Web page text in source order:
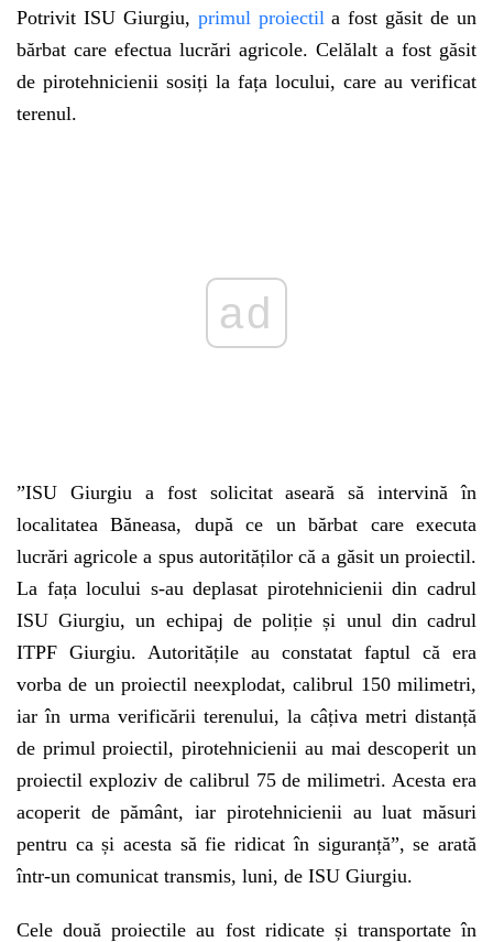
Potrivit ISU Giurgiu, primul proiectil a fost găsit de un
bărbat care efectua lucrări agricole. Celălalt a fost găsit
de pirotehnicienii sosiți la fața locului, care au verificat
terenul.
”ISU Giurgiu a fost solicitat aseară să intervină în
localitatea Băneasa, după ce un bărbat care executa
lucrări agricole a spus autorităților că a găsit un proiectil.
La fața locului s-au deplasat pirotehnicienii din cadrul
ISU Giurgiu, un echipaj de poliție și unul din cadrul
ITPF Giurgiu. Autoritățile au constatat faptul că era
vorba de un proiectil neexplodat, calibrul 150 milimetri,
iar în urma verificării terenului, la câțiva metri distanță
de primul proiectil, pirotehnicienii au mai descoperit un
proiectil exploziv de calibrul 75 de milimetri. Acesta era
acoperit de pământ, iar pirotehnicienii au luat măsuri
pentru ca și acesta să fie ridicat în siguranță”, se arată
într-un comunicat transmis, luni, de ISU Giurgiu.
Cele două proiectile au fost ridicate și transportate în